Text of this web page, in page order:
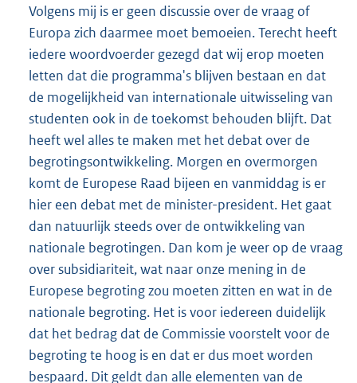
Volgens mij is er geen discussie over de vraag of
Europa zich daarmee moet bemoeien. Terecht heeft
iedere woordvoerder gezegd dat wij erop moeten
letten dat die programma's blijven bestaan en dat
de mogelijkheid van internationale uitwisseling van
studenten ook in de toekomst behouden blijft. Dat
heeft wel alles te maken met het debat over de
begrotingsontwikkeling. Morgen en overmorgen
komt de Europese Raad bijeen en vanmiddag is er
hier een debat met de minister-president. Het gaat
dan natuurlijk steeds over de ontwikkeling van
nationale begrotingen. Dan kom je weer op de vraag
over subsidiariteit, wat naar onze mening in de
Europese begroting zou moeten zitten en wat in de
nationale begroting. Het is voor iedereen duidelijk
dat het bedrag dat de Commissie voorstelt voor de
begroting te hoog is en dat er dus moet worden
bespaard. Dit geldt dan alle elementen van de